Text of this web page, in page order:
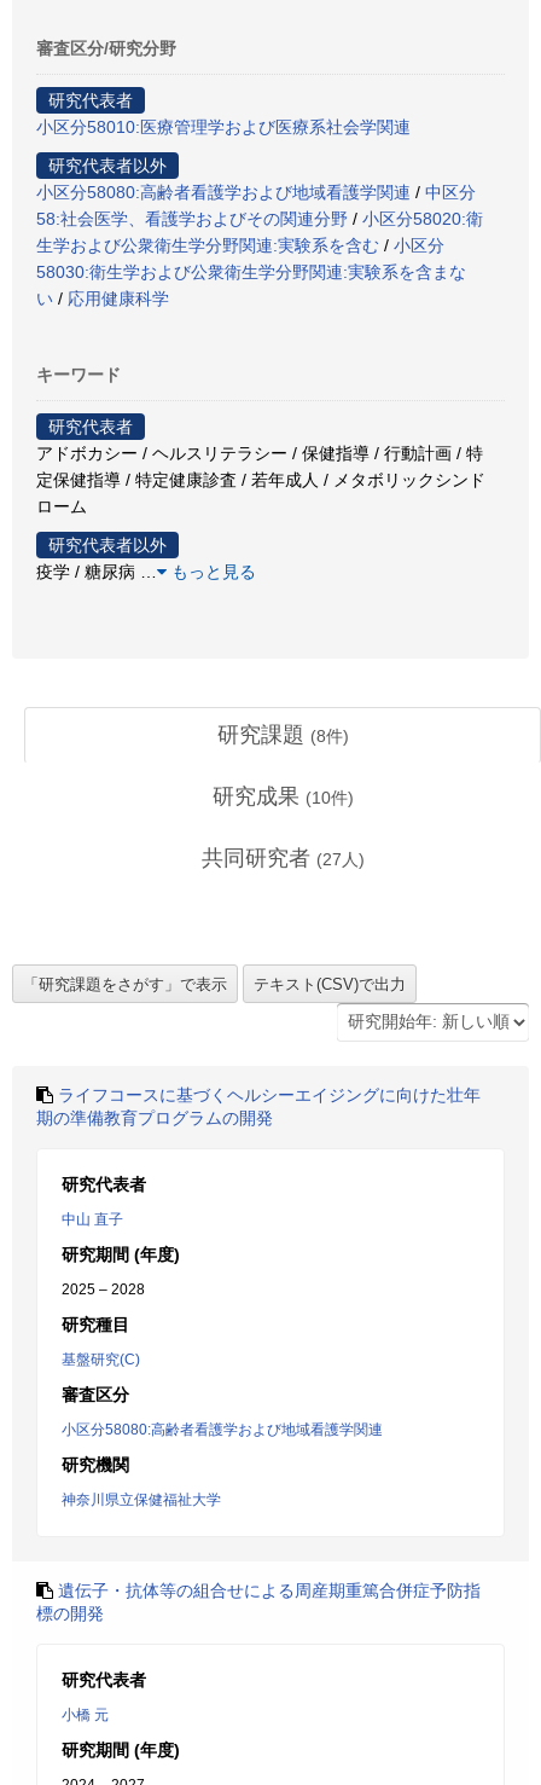
審査区分/研究分野
研究代表者
小区分58010:医療管理学および医療系社会学関連
研究代表者以外
小区分58080:高齢者看護学および地域看護学関連 / 中区分
58:社会医学、看護学およびその関連分野 / 小区分58020:衛
生学および公衆衛生学分野関連:実験系を含む / 小区分
58030:衛生学および公衆衛生学分野関連:実験系を含まな
い / 応用健康科学
キーワード
研究代表者
アドボカシー / ヘルスリテラシー / 保健指導 / 行動計画 / 特
定保健指導 / 特定健康診査 / 若年成人 / メタボリックシンド
ローム
研究代表者以外
疫学 / 糖尿病
もっと見る
研究課題 (8件)
研究成果 (10件)
共同研究者 (27 人)
ライフコースに基づくヘルシーエイジングに向けた壮年
期の準備教育プログラムの開発
研究代表者
中山 直子
研究期間 (年度)
2025 – 2028
研究種目
基盤研究(C)
審査区分
小区分58080:高齢者看護学および地域看護学関連
研究機関
神奈川県立保健福祉大学
遺伝子・抗体等の組合せによる周産期重篤合併症予防指
標の開発
研究代表者
小橋 元
研究期間 (年度)